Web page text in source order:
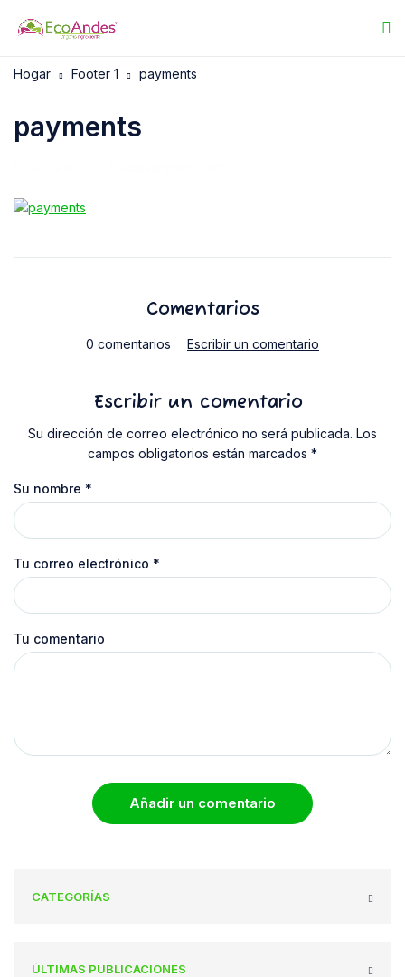
Hogar Footer 1 payments
payments
Comentarios
0 comentarios Escribir un comentario
Escribir un comentario
Su dirección de correo electrónico no será publicada. Los
campos obligatorios están marcados *
Su nombre *
Tu correo electrónico *
Tu comentario
Añadir un comentario
CATEGORÍAS
ÚLTIMAS PUBLICACIONES